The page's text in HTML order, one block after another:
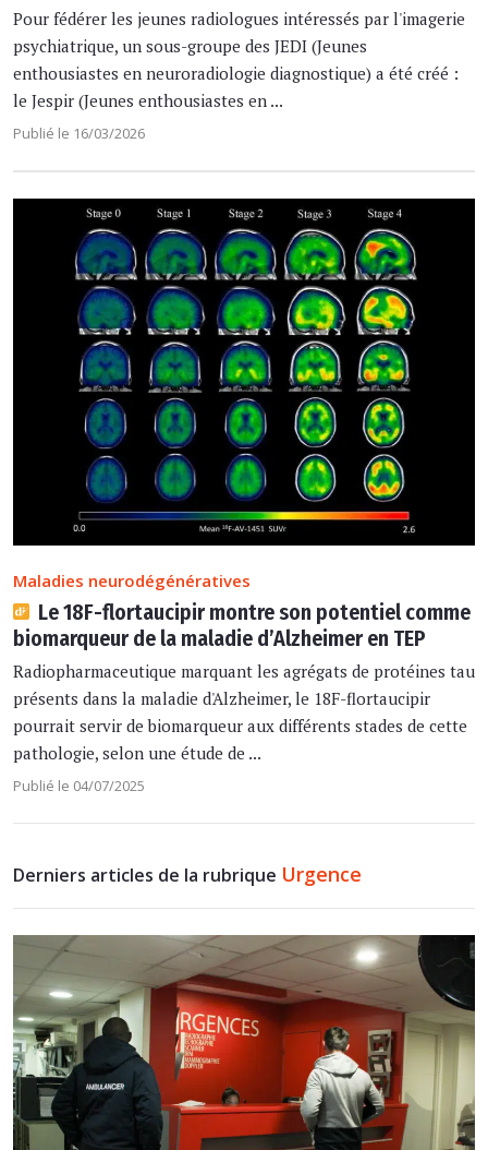
Pour fédérer les jeunes radiologues intéressés par l'imagerie
psychiatrique, un sous-groupe des JEDI (Jeunes
enthousiastes en neuroradiologie diagnostique) a été créé :
le Jespir (Jeunes enthousiastes en ...
Publié le 16/03/2026
Maladies neurodégénératives
Le 18F-flortaucipir montre son potentiel comme
biomarqueur de la maladie d’Alzheimer en TEP
Radiopharmaceutique marquant les agrégats de protéines tau
présents dans la maladie d'Alzheimer, le 18F-flortaucipir
pourrait servir de biomarqueur aux différents stades de cette
pathologie, selon une étude de ...
Publié le 04/07/2025
Derniers articles de la rubrique Urgence